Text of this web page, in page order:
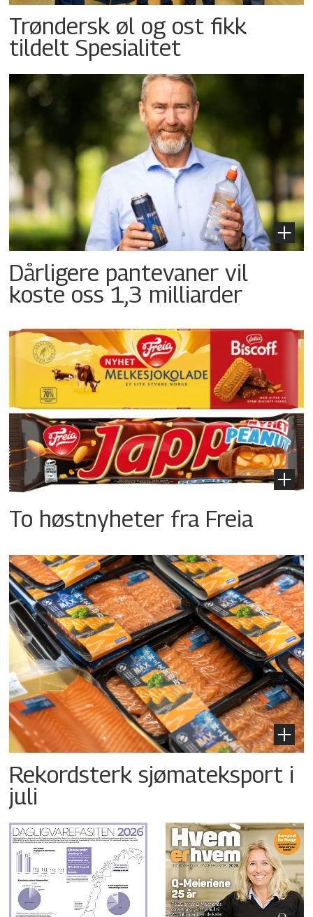
Trøndersk øl og ost fikk
tildelt Spesialitet
Dårligere pantevaner vil
koste oss 1,3 milliarder
To høstnyheter fra Freia
Rekordsterk sjømateksport i
juli